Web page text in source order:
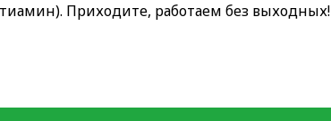
Приходите, работаем без выходных!